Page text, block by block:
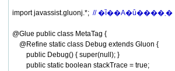
import javassist.gluonj.*; // �ȉ��A�ȗ����܂�
@Glue public class MetaTag {
    @Refine static class Debug extends Gluon {
        public Debug() { super(null); }
        public static boolean stackTrace = true;